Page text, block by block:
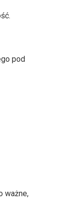
pod
ważne,